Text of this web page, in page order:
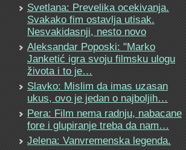
Svetlana: Prevelika ocekivanja.
Svakako fim ostavlja utisak.
Nesvakidasnji, nesto novo
Aleksandar Poposki: "Marko
Janketić igra svoju filmsku ulogu
života i to je…
Slavko: Mislim da imas uzasan
ukus, ovo je jedan o najboljih…
Pera: Film nema radnju, nabacane
fore i glupiranje treba da nam…
Jelena: Vanvremenska legenda.